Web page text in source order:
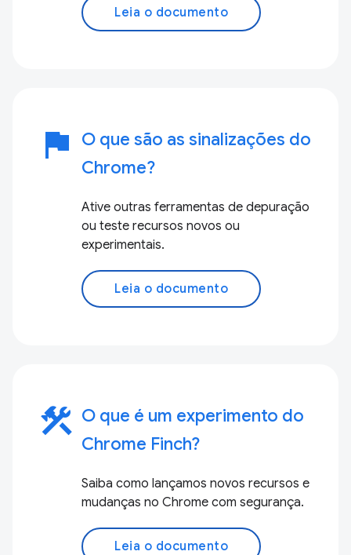
Leia o documento
flag
O que são as sinalizações do
Chrome?
Ative outras ferramentas de depuração
ou teste recursos novos ou
experimentais.
Leia o documento
construction O que é um experimento do
Chrome Finch?
Saiba como lançamos novos recursos e
mudanças no Chrome com segurança.
Leia o documento